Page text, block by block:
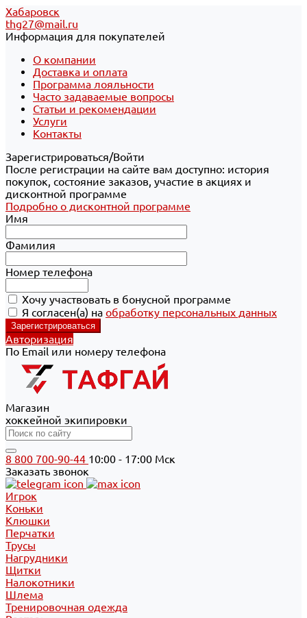
Хабаровск
thg27@mail.ru
Информация для покупателей
О компании
Доставка и оплата
Программа лояльности
Часто задаваемые вопросы
Статьи и рекомендации
Услуги
Контакты
Зарегистрироваться/Войти
После регистрации на сайте вам доступно: история
покупок, состояние заказов, участие в акциях и
дисконтной программе
Подробно о дисконтной программе
Имя
Фамилия
Номер телефона
Хочу участвовать в бонусной программе
Я согласен(а) на обработку персональных данных
Авторизация
По Email или номеру телефона
Магазин
хоккейной экипировки
8 800 700-90-44 10:00 - 17:00 Мск
Заказать звонок
Игрок
Коньки
Клюшки
Перчатки
Трусы
Нагрудники
Щитки
Налокотники
Шлема
Тренировочная одежда